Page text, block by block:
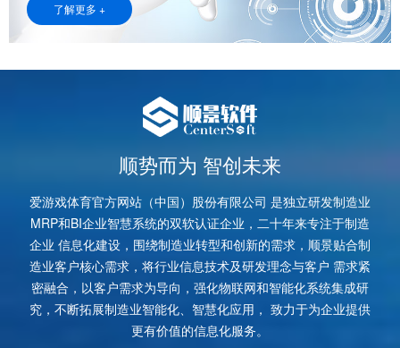
了解更多 +
顺势而为 智创未来
爱游戏体育官方网站（中国）股份有限公司 是独立研发制造业
MRP和BI企业智慧系统的双软认证企业，二十年来专注于制造
企业 信息化建设，围绕制造业转型和创新的需求，顺景贴合制
造业客户核心需求，将行业信息技术及研发理念与客户 需求紧
密融合，以客户需求为导向，强化物联网和智能化系统集成研
究，不断拓展制造业智能化、智慧化应用， 致力于为企业提供
更有价值的信息化服务。